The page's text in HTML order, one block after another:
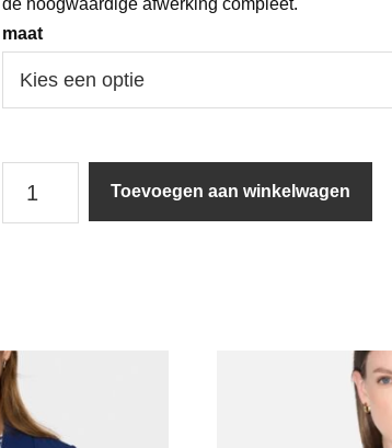
maat
Cain
|
aantal
Toevoegen aan winkelwagen